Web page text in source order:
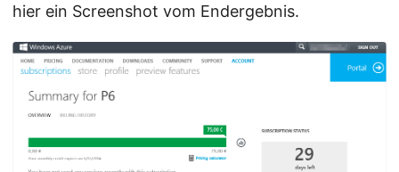
hier ein Screenshot vom Endergebnis.